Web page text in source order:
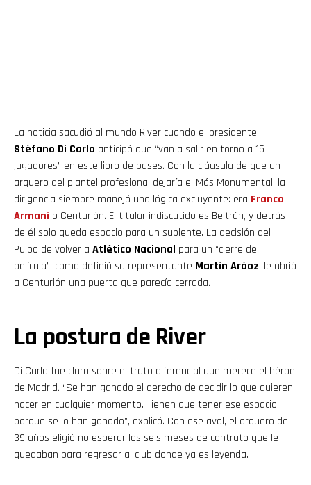
La noticia sacudió al mundo River cuando el presidente
Stéfano Di Carlo anticipó que “van a salir en torno a 15
jugadores” en este libro de pases. Con la cláusula de que un
arquero del plantel profesional dejaría el Más Monumental, la
dirigencia siempre manejó una lógica excluyente: era Franco
Armani o Centurión. El titular indiscutido es Beltrán, y detrás
de él solo queda espacio para un suplente. La decisión del
Pulpo de volver a Atlético Nacional para un “cierre de
película”, como definió su representante Martín Aráoz, le abrió
a Centurión una puerta que parecía cerrada.
La postura de River
Di Carlo fue claro sobre el trato diferencial que merece el héroe
de Madrid. “Se han ganado el derecho de decidir lo que quieren
hacer en cualquier momento. Tienen que tener ese espacio
porque se lo han ganado”, explicó. Con ese aval, el arquero de
39 años eligió no esperar los seis meses de contrato que le
quedaban para regresar al club donde ya es leyenda.